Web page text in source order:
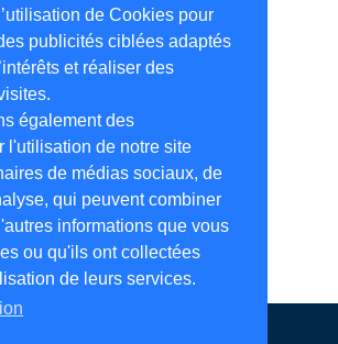
de Cookies pour
publicités ciblées adaptés
et réaliser des
également des
l'utilisation de notre site
de médias sociaux, de
qui peuvent combiner
informations que vous
ou qu'ils ont collectées
de leurs services.